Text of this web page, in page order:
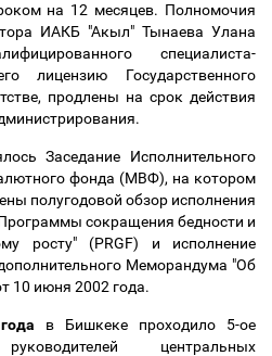
на 12 месяцев. Полномочия
ИАКБ "Акыл" Тынаева Улана
специалиста-
лицензию Государственного
продлены на срок действия
Заседание Исполнительного
фонда (МВФ), на котором
полугодовой обзор исполнения
сокращения бедности и
росту" (PRGF) и исполнение
Меморандума "Об
10 июня 2002 года.
в Бишкеке проходило 5-ое
центральных